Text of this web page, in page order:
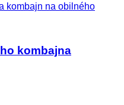
kombajn na obilného
kombajna